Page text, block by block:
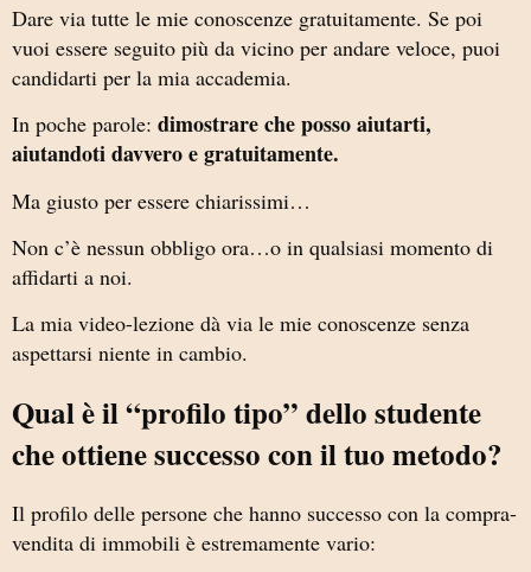
Dare via tutte le mie conoscenze gratuitamente. Se poi
vuoi essere seguito più da vicino per andare veloce, puoi
candidarti per la mia accademia.
In poche parole: dimostrare che posso aiutarti,
aiutandoti davvero e gratuitamente.
Ma giusto per essere chiarissimi…
Non c’è nessun obbligo ora…o in qualsiasi momento di
affidarti a noi.
La mia video-lezione dà via le mie conoscenze senza
aspettarsi niente in cambio.
Qual è il “profilo tipo” dello studente
che ottiene successo con il tuo metodo?
Il profilo delle persone che hanno successo con la compra-
vendita di immobili è estremamente vario: